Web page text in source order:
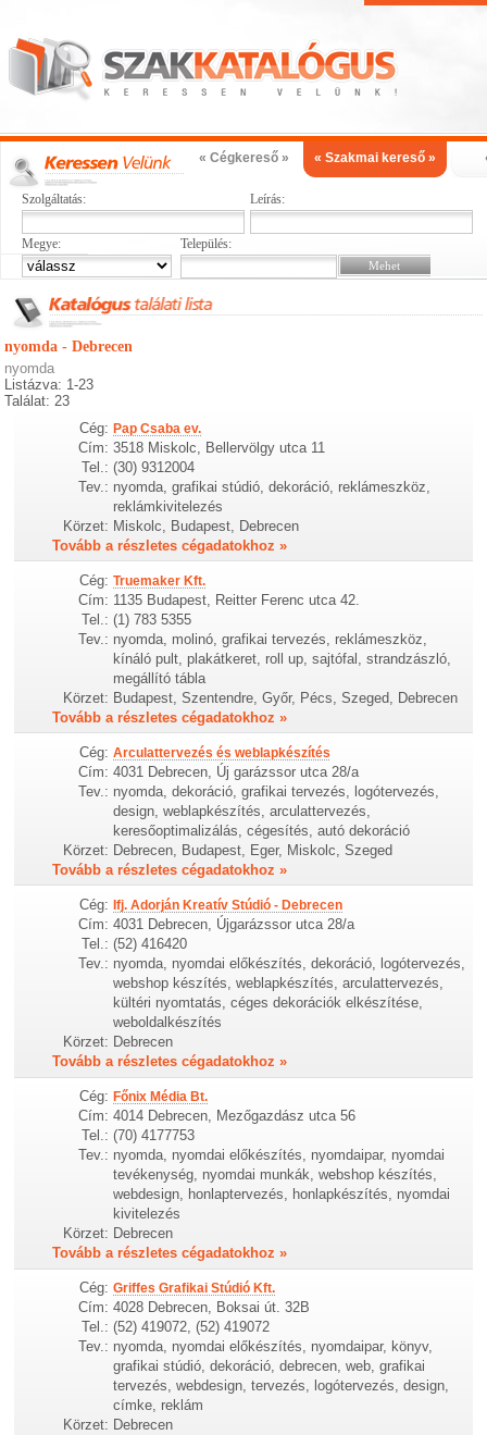
« Cégkereső » « Szakmai kereső »
Szolgáltatás: Leírás:
Megye: Település:
nyomda - Debrecen
nyomda
Listázva: 1-23
Találat: 23
Cég: Pap Csaba ev.
Cím: 3518 Miskolc, Bellervölgy utca 11
Tel.: (30) 9312004
Tev.: nyomda, grafikai stúdió, dekoráció, reklámeszköz,
reklámkivitelezés
Körzet: Miskolc, Budapest, Debrecen
Tovább a részletes cégadatokhoz »
Cég: Truemaker Kft.
Cím: 1135 Budapest, Reitter Ferenc utca 42.
Tel.: (1) 783 5355
Tev.: nyomda, molinó, grafikai tervezés, reklámeszköz,
kínáló pult, plakátkeret, roll up, sajtófal, strandzászló,
megállító tábla
Körzet: Budapest, Szentendre, Győr, Pécs, Szeged, Debrecen
Tovább a részletes cégadatokhoz »
Cég: Arculattervezés és weblapkészítés
Cím: 4031 Debrecen, Új garázssor utca 28/a
Tev.: nyomda, dekoráció, grafikai tervezés, logótervezés,
design, weblapkészítés, arculattervezés,
keresőoptimalizálás, cégesítés, autó dekoráció
Körzet: Debrecen, Budapest, Eger, Miskolc, Szeged
Tovább a részletes cégadatokhoz »
Cég: Ifj. Adorján Kreatív Stúdió - Debrecen
Cím: 4031 Debrecen, Újgarázssor utca 28/a
Tel.: (52) 416420
Tev.: nyomda, nyomdai előkészítés, dekoráció, logótervezés,
webshop készítés, weblapkészítés, arculattervezés,
kültéri nyomtatás, céges dekorációk elkészítése,
weboldalkészítés
Körzet: Debrecen
Tovább a részletes cégadatokhoz »
Cég: Főnix Média Bt.
Cím: 4014 Debrecen, Mezőgazdász utca 56
Tel.: (70) 4177753
Tev.: nyomda, nyomdai előkészítés, nyomdaipar, nyomdai
tevékenység, nyomdai munkák, webshop készítés,
webdesign, honlaptervezés, honlapkészítés, nyomdai
kivitelezés
Körzet: Debrecen
Tovább a részletes cégadatokhoz »
Cég: Griffes Grafikai Stúdió Kft.
Cím: 4028 Debrecen, Boksai út. 32B
Tel.: (52) 419072, (52) 419072
Tev.: nyomda, nyomdai előkészítés, nyomdaipar, könyv,
grafikai stúdió, dekoráció, debrecen, web, grafikai
tervezés, webdesign, tervezés, logótervezés, design,
címke, reklám
Körzet: Debrecen